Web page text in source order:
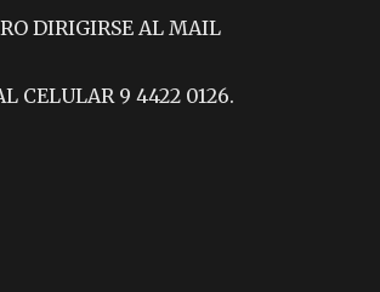
DIRIGIRSE AL MAIL
CELULAR 9 4422 0126.